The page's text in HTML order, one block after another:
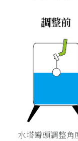
水塔彎頭調整角